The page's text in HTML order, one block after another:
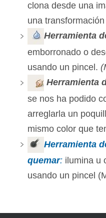
clona desde una
una
Herramienta
emborronado o
usando un pincel.
Herramienta
se nos ha podido
arreglarla un
mismo color que
Herramienta
quemar: ilumina u
usando un pincel